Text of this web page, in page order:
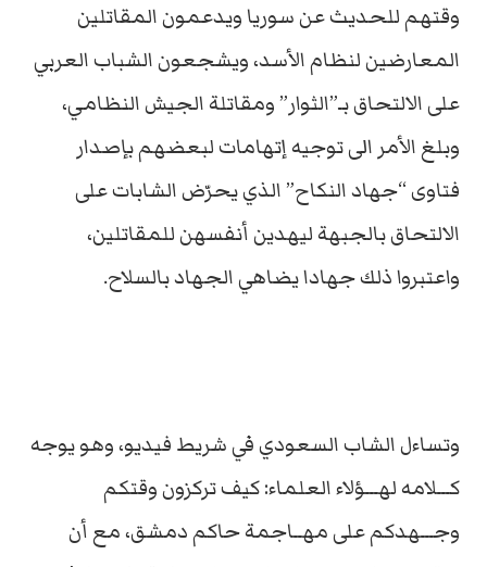
وقتهم للحديث عن سوريا ويدعمون المقاتلين
المعارضين لنظام الأسد، ويشجعون الشباب العربي
على الالتحاق بـ”الثوار” ومقاتلة الجيش النظامي،
وبلغ الأمر الى توجيه إتهامات لبعضهم بإصدار
فتاوى “جهاد النكاح” الذي يحرّض الشابات على
الالتحاق بالجبهة ليهدين أنفسهن للمقاتلين،
واعتبروا ذلك جهادا يضاهي الجهاد بالسلاح.
وتساءل الشاب السعودي في شريط فيديو، وهو يوجه
كـــلامه لهـــؤلاء العلماء: كيف تركزون وقتكم
وجـــهدكم على مهــاجمة حاكم دمشق، مع أن